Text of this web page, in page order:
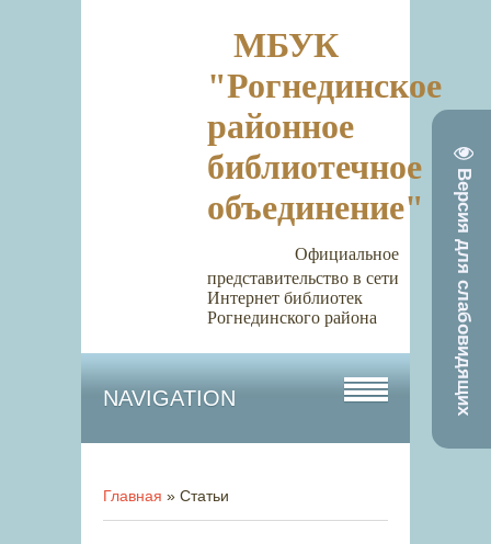
Версия для слабовидящих
МБУК
"Рогнединское
районное
библиотечное
объединение"
Официальное
представительство в сети
Интернет библиотек
Рогнединского района
NAVIGATION
Главная » Статьи